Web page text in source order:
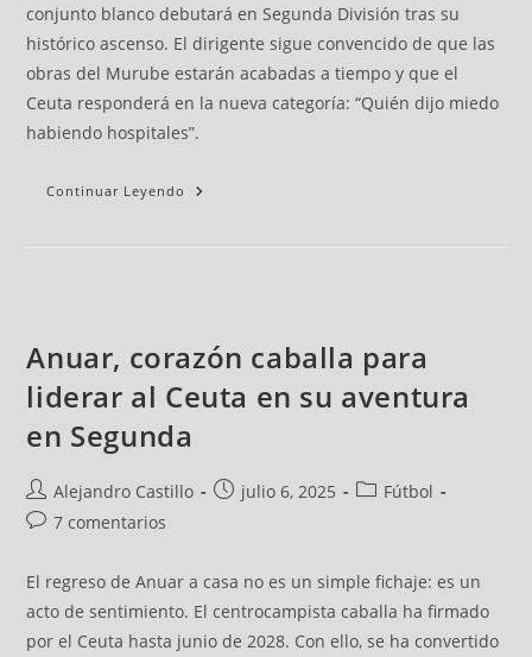
conjunto blanco debutará en Segunda División tras su
histórico ascenso. El dirigente sigue convencido de que las
obras del Murube estarán acabadas a tiempo y que el
Ceuta responderá en la nueva categoría: “Quién dijo miedo
habiendo hospitales”.
Continuar Leyendo
Anuar, corazón caballa para
liderar al Ceuta en su aventura
en Segunda
Alejandro Castillo julio 6, 2025
Fútbol
7 comentarios
El regreso de Anuar a casa no es un simple fichaje: es un
acto de sentimiento. El centrocampista caballa ha firmado
por el Ceuta hasta junio de 2028. Con ello, se ha convertido